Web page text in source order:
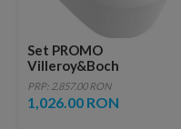
Set PROMO
Villeroy&Boch
Architectura vas WC si
capac Soft Close
53x37xH39
PRP: 2,857.00 RON
1,026.00 RON